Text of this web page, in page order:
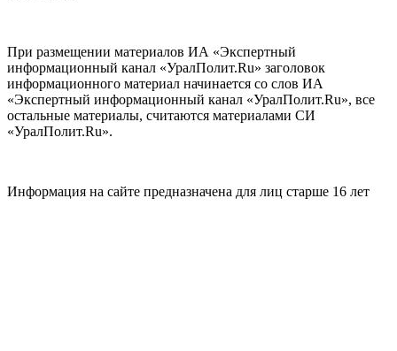
При размещении материалов ИА «Экспертный
информационный канал «УралПолит.Ru» заголовок
информационного материал начинается со слов ИА
«Экспертный информационный канал «УралПолит.Ru», все
остальные материалы, считаются материалами СИ
«УралПолит.Ru».
Информация на сайте предназначена для лиц старше 16 лет